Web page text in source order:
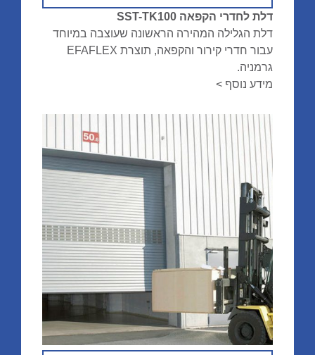
דלת לחדרי הקפאה SST-TK100
דלת הגלילה המהירה הראשונה שעוצבה במיוחד
עבור חדרי קירור והקפאה, תוצרת EFAFLEX
גרמניה.
מידע נוסף >